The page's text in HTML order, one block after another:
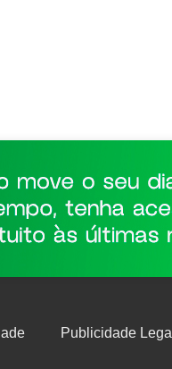
Publicidade Legal